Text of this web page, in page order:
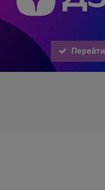
Перейти